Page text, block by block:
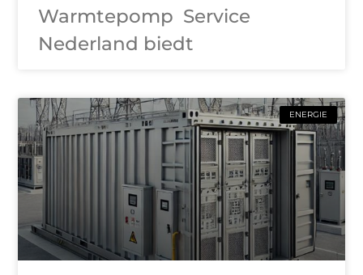
Warmtepomp Service
Nederland biedt
ENERGIE